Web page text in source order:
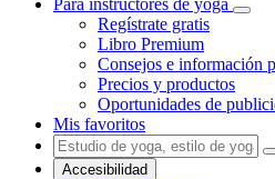
Regístrate gratis
Libro Premium
Consejos e información
Precios y productos
Oportunidades de
Mis favoritos
Accesibilidad